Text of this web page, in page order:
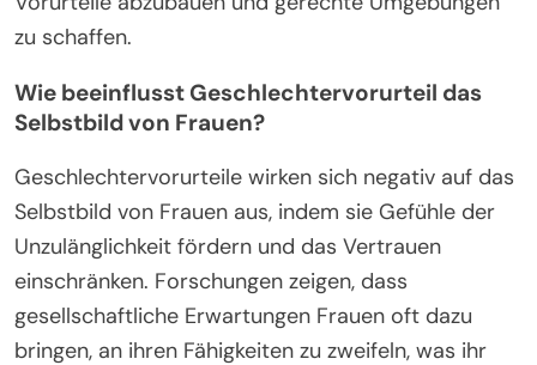
zu schaffen.
Wie beeinflusst Geschlechtervorurteil das
Selbstbild von Frauen?
Geschlechtervorurteile wirken sich negativ auf das
Selbstbild von Frauen aus, indem sie Gefühle der
Unzulänglichkeit fördern und das Vertrauen
einschränken. Forschungen zeigen, dass
gesellschaftliche Erwartungen Frauen oft dazu
bringen, an ihren Fähigkeiten zu zweifeln, was ihr